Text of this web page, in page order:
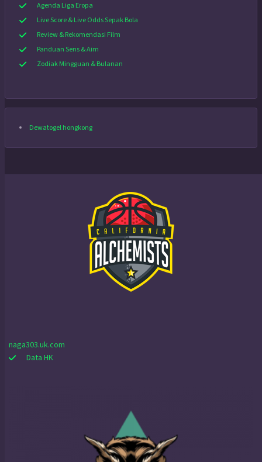
Agenda Liga Eropa
Live Score & Live Odds Sepak Bola
Review & Rekomendasi Film
Panduan Sens & Aim
Zodiak Mingguan & Bulanan
Dewatogel hongkong
naga303.uk.com
Data HK